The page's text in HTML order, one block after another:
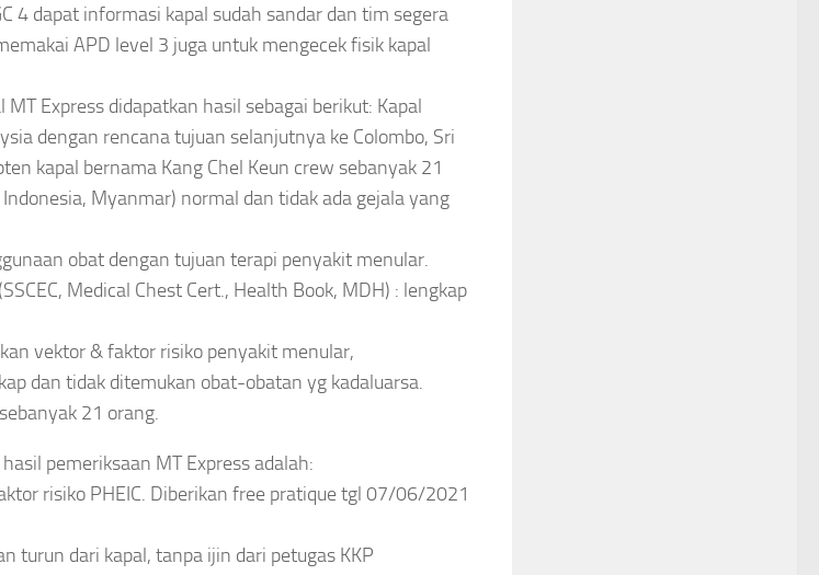
4 dapat informasi kapal sudah sandar dan tim segera
APD level 3 juga untuk mengecek fisik kapal
Express didapatkan hasil sebagai berikut: Kapal
dengan rencana tujuan selanjutnya ke Colombo, Sri
kapal bernama Kang Chel Keun crew sebanyak 21
Myanmar) normal dan tidak ada gejala yang
obat dengan tujuan terapi penyakit menular.
Medical Chest Cert., Health Book, MDH) : lengkap
vektor & faktor risiko penyakit menular,
dan tidak ditemukan obat-obatan yg kadaluarsa.
21 orang.
pemeriksaan MT Express adalah:
risiko PHEIC. Diberikan free pratique tgl 07/06/2021
turun dari kapal, tanpa ijin dari petugas KKP